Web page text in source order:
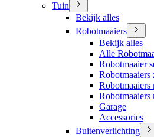
Tuin
Bekijk alles
Robotmaaiers
Bekijk alles
Alle
Robotmaaier
Robotmaaiers
Robotmaaiers
Robotmaaiers
Garage
Accessories
Buitenverlichting